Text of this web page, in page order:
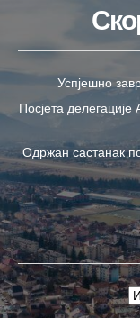
Успјешно
Посјета
Одржан састанак